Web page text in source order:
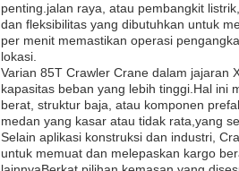
penting.jalan raya, atau pembangkit
dan fleksibilitas yang dibutuhkan untuk
per menit memastikan operasi
lokasi.
Varian 85T Crawler Crane dalam jajaran
kapasitas beban yang lebih tinggi.Hal ini
berat, struktur baja, atau komponen
medan yang kasar atau tidak rata,yang
Selain aplikasi konstruksi dan industri,
untuk memuat dan melepaskan kargo